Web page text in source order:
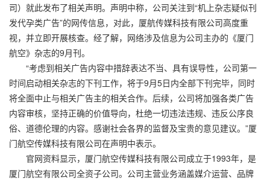
司）就此发布了相关声明。声明中称，公司关注到“机上杂志疑似刊
发代孕类广告”的网传信息，对此，厦航传媒科技有限公司高度重
视，并立即开展核查。经了解，网络涉及信息为公司主办的《厦门
航空》杂志的9月刊。
“考虑到相关广告内容中措辞表达不当、具有误导性，公司第一
时间启动相关杂志的下刊工作，将于9月5日内全部下刊完毕，同时
将全面中止与相关广告主的相关合作。后续，公司将加强各类广告
内容审核，坚持正确的价值导向，杜绝一切违法违规、违反公序良
俗、道德伦理的内容。感谢社会各界的监督及宝贵的意见建议。”厦
门航空传媒科技有限公司在声明中表示。
官网资料显示，厦门航空传媒科技有限公司成立于1993年，是
厦门航空有限公司全资子公司。公司主营业务涵盖媒介运营、品牌